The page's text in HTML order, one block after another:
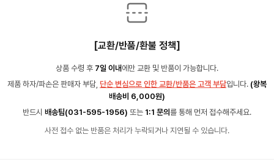
[교환/반품/환불 정책]
상품 수령 후 7일 이내 에만 교환 및 반품이 가능합니다.
제품 하자/파손은 판매자 부담, 단순 변심으로 인한 교환/반품은 고객 부담입니다. (왕복
배송비 6,000원)
반드시 배송팀(031-595-1956) 또는 1:1 문의 를 통해 먼저 접수해주세요.
사전 접수 없는 반품은 처리가 누락되거나 지연될 수 있습니다.